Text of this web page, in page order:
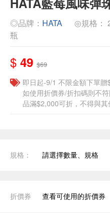
◎品牌： HATA
◎規格：
瓶
$ 49 $69
即日起-9/1 不限金額下單
如使用折價券/折扣碼則不
品滿$2,000可折，不得與
規格： 請選擇數量、規格
折價券 查看可使用的折價券